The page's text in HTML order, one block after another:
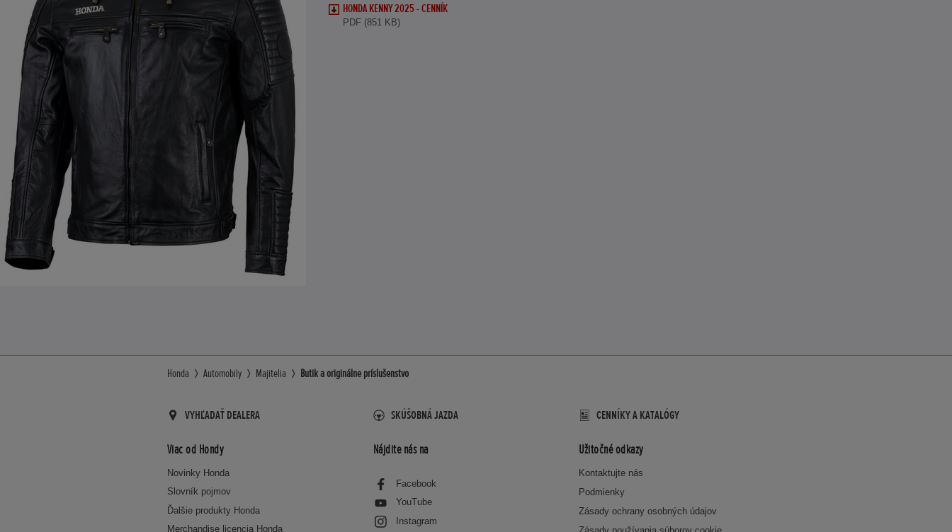
HONDA KENNY 2025 - CENNÍK
PDF (851 KB)
Honda Automobily Majitelia Butik a originálne príslušenstvo
VYHĽADAŤ DEALERA SKÚŠOBNÁ JAZDA CENNÍKY A KATALÓGY
Viac od Hondy
Novinky Honda
Slovník pojmov
Ďalšie produkty Honda
Merchandise licencia Honda
Nájdite nás na
Facebook
YouTube
Instagram
Užitočné odkazy
Kontaktujte nás
Podmienky
Zásady ochrany osobných údajov